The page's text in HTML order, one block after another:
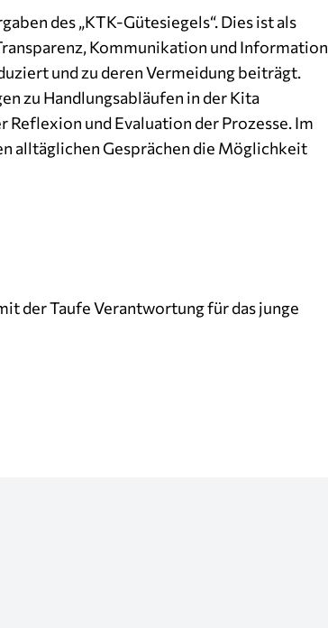
des „KTK-Gütesiegels“. Dies ist als
Kommunikation und Information
und zu deren Vermeidung beiträgt.
zu Handlungsabläufen in der Kita
und Evaluation der Prozesse. Im
alltäglichen Gesprächen die Möglichkeit
der Taufe Verantwortung für das junge